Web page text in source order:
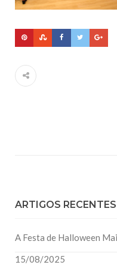
ARTIGOS RECENTES
A Festa de Halloween
15/08/2025